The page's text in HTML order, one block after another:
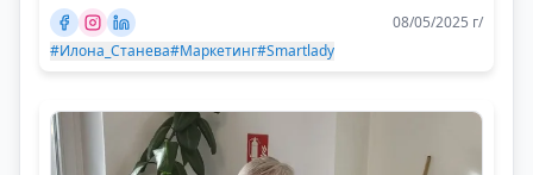
08/05/2025 г/
#Илона_Станева#Маркетинг#Smartlady